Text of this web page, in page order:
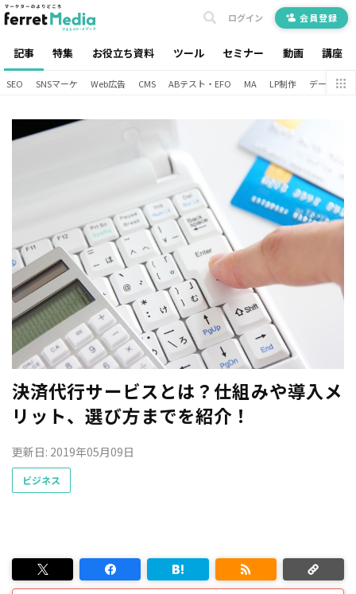
記事 特集 お役立ち資料 ツール セミナー 動画 講座
ログイン 会員登録
SEO SNSマーケ Web広告 CMS ABテスト・EFO MA LP制作 データ分析
決済代行サービスとは？仕組みや導入メ
リット、選び方までを紹介！
更新日: 2019年05月09日
ビジネス